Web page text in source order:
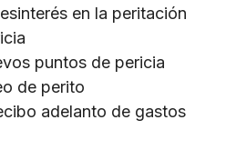
en la peritación
puntos de pericia
de perito
adelanto de gastos